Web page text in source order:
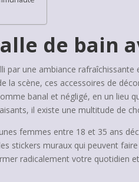
de bain
une ambiance rafraîchissante
la scène, ces accessoires de
banal et négligé, en un lieu
il existe une multitude de
femmes entre 18 et 35 ans
stickers muraux qui peuvent
radicalement votre quotidien